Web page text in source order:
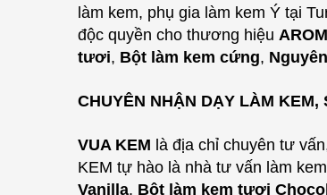
làm kem, phụ gia làm kem Ý tại
độc quyền cho thương hiệu
tươi, Bột làm kem cứng,
CHUYÊN NHẬN DẠY LÀM
VUA KEM là địa chỉ chuyên tư
KEM tự hào là nhà tư vấn làm
Vanilla, Bột làm kem tươi